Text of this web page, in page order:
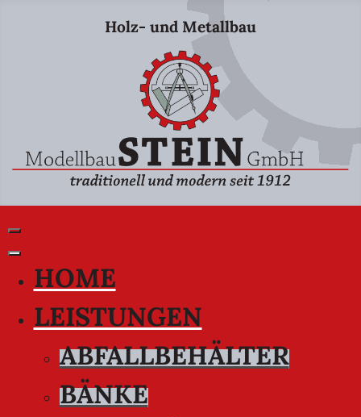
Holz- und Metallbau
HOME
LEISTUNGEN
ABFALLBEHÄLTER
BÄNKE